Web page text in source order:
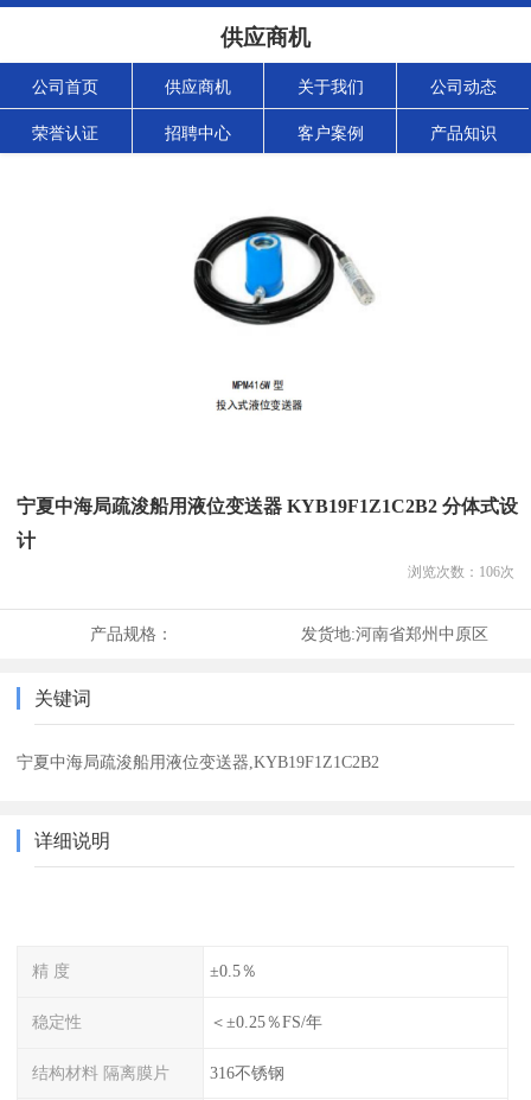
供应商机
公司首页 供应商机 关于我们 公司动态
荣誉认证 招聘中心 客户案例 产品知识
宁夏中海局疏浚船用液位变送器 KYB19F1Z1C2B2 分体式设
计
浏览次数： 106次
产品规格： 发货地:河南省郑州中原区
关键词
宁夏中海局疏浚船用液位变送器,KYB19F1Z1C2B2
详细说明
精 度 ±0.5％
稳定性 ＜±0.25％FS/年
结构材料 隔离膜片 316不锈钢